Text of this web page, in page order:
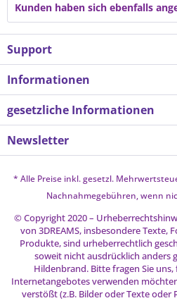
Kunden haben sich ebenfalls
Support
Informationen
gesetzliche Informationen
Newsletter
* Alle Preise inkl. gesetzl.
Nachnahmegebühren, wenn
© Copyright 2020 –
von 3DREAMS, insbesondere Texte,
Produkte, sind urheberrechtlich
soweit nicht ausdrücklich anders
Hildenbrand. Bitte fragen Sie uns,
Internetangebotes verwenden
verstößt (z.B. Bilder oder Texte